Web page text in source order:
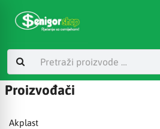
Proizvođači
Akplast